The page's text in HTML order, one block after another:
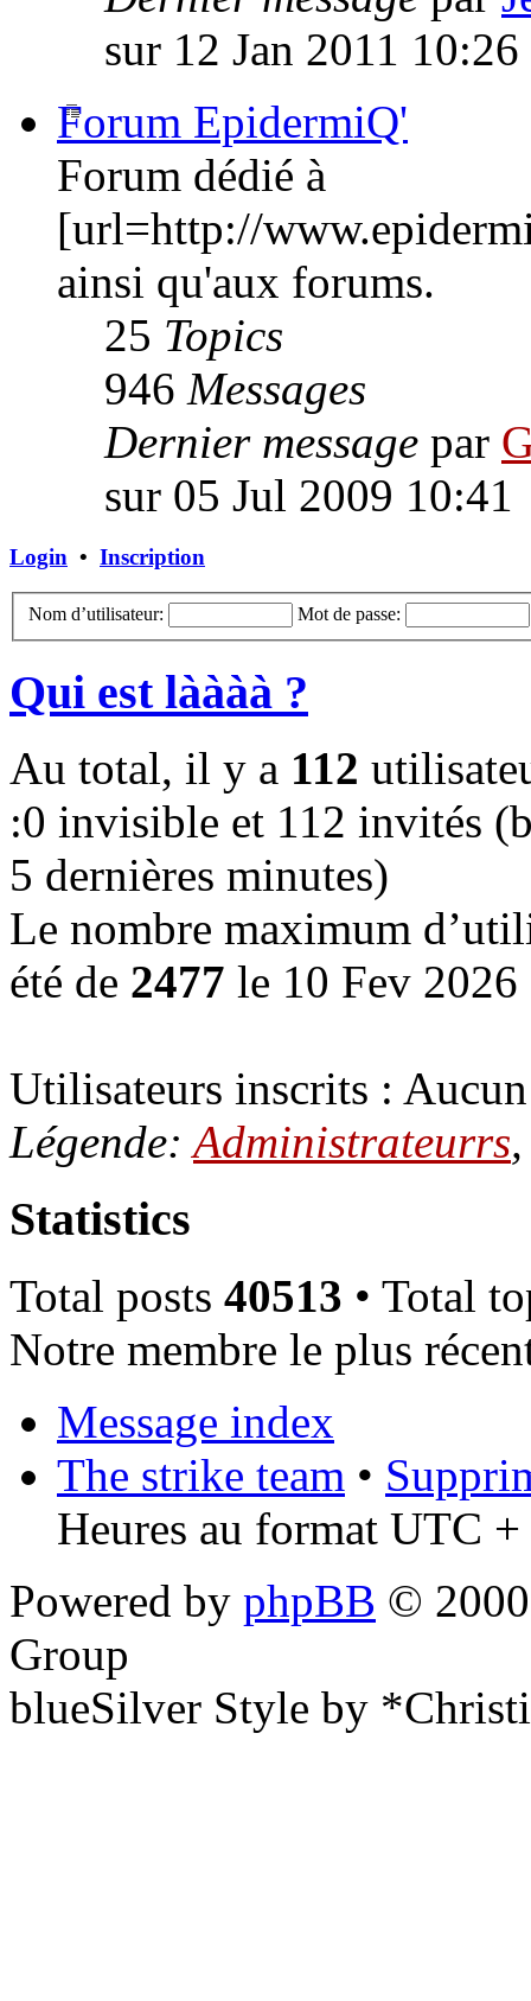
sur 12 Jan 2011 10:26
Forum EpidermiQ'
Forum dédié à
[url=http://
ainsi qu'aux forums.
25 Topics
946 Messages
Dernier message par
sur 05 Jul 2009 10:41
Login • Inscription
Nom d’utilisateur: Mot de passe:
Qui est làààà ?
Au total, il y a 112
:0 invisible et 112 invités
5 dernières minutes)
Le nombre maximum
été de 2477 le 10 Fev
Utilisateurs inscrits :
Légende:Administrateurrs
Statistics
Total posts 40513 • Total
Notre membre le plus
Message index
The strike team •
Heures au format UTC
Powered by phpBB ©
Group
blueSilver Style by